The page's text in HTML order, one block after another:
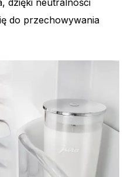
do przechowywania